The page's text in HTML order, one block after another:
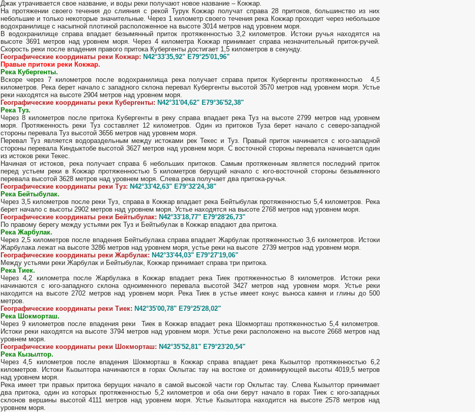
Джак утрачивается свое название, и воды реки получают новое название – Кокжар.
На протяжении своего течения до слияния с рекой Турук Кокжар получат справа 28 притоков, большинство из них
небольшие и только некоторые значительные. Через 1 километр своего течения река Кокжар проходит через небольшое
водохранилище с насыпной плотиной расположенное на высоте 3014 метров над уровнем моря.
В водохранилище справа впадает безымянный приток протяженностью 3,2 километров. Истоки ручья находятся на
высоте 3691 метров над уровнем моря. Через 4 километра Кокжар принимает справа незначительный приток-ручей.
Скорость реки после впадения правого притока Кубергенты достигает 1,5 километров в секунду.
Географические координаты реки Кокжар: N42°33'35,92" E79°25'01,96"
Правые притоки реки Кокжар.
Река Кубергенты.
Вскоре через 7 километров после водохранилища река получает справа приток Кубергенты протяженностью 4,5
километров. Река берет начало с западного склона перевал Кубергенты высотой 3570 метров над уровнем моря. Устье
реки находятся на высоте 2904 метров над уровнем моря.
Географические координаты реки Кубергенты: N42°31'04,62" E79°36'52,38"
Река Туз.
Через 8 километров после притока Кубергенты в реку справа впадает река Туз на высоте 2799 метров над уровнем
моря. Протяженность реки Туз составляет 12 километров. Один из притоков Туза берет начало с северо-западной
стороны перевала Туз высотой 3656 метров над уровнем моря.
Перевал Туз является водораздельным между истоками рек Текес и Туз. Правый приток начинается с юго-западной
стороны перевала Киндыктобе высотой 3627 метров над уровнем моря. С восточной стороны перевала начинается один
из истоков реки Текес.
Начиная от истоков, река получает справа 6 небольших притоков. Самым протяженным является последний приток
перед устьем реки в Кокжар протяженностью 5 километров берущий начало с юго-восточной стороны безымянного
перевала высотой 3628 метров над уровнем моря. Слева река получает два притока-ручья.
Географические координаты реки Туз: N42°33'42,63" E79°32'24,38"
Река Бейтыбулак.
Через 3,5 километров после реки Туз, справа в Кокжар впадает река Бейтыбулак протяженностью 5,4 километров. Река
берет начало с высоты 2902 метров над уровнем моря. Устье находятся на высоте 2768 метров над уровнем моря.
Географические координаты реки Бейтыбулак: N42°33'18,77" E79°28'26,73"
По правому берегу между устьями рек Туз и Бейтыбулак в Кокжар впадают два притока.
Река Жарбулак.
Через 2,5 километров после впадения Бейтыбулака справа впадает Жарбулак протяженностью 3,6 километров. Истоки
Жарбулака лежат на высоте 3286 метров над уровнем моря, устье реки на высоте 2739 метров над уровнем моря.
Географические координаты реки Жарбулак: N42°33'44,03" E79°27'19,06"
Между устьями реки Жарбулак и Бейтыбулак, Кокжар принимает справа три притока.
Река Тиек.
Через 4,2 километра после Жарбулака в Кокжар впадает река Тиек протяженностью 8 километров. Истоки реки
начинаются с юго-западного склона одноименного перевала высотой 3427 метров над уровнем моря. Устье реки
находится на высоте 2702 метров над уровнем моря. Река Тиек в устье имеет конус выноса камня и глины до 500
метров.
Географические координаты реки Тиек: N42°35'00,78" E79°25'28,02"
Река Шокморташ.
Через 9 километров после впадения реки Тиек в Кокжар впадает река Шокморташ протяженностью 5,4 километров.
Истоки реки находятся на высоте 3794 метров над уровнем моря. Устье реки расположено на высоте 2668 метров над
уровнем моря.
Географические координаты реки Шокморташ: N42°35'52,81" E79°23'20,54"
Река Кызылтор.
Через 4,5 километров после впадения Шокморташ в Кокжар справа впадает река Кызылтор протяженностью 6,2
километров. Истоки Кызылтора начинаются в горах Оклытас тау на востоке от доминирующей высоты 4019,5 метров
над уровнем моря.
Река имеет три правых притока берущих начало в самой высокой части гор Оклытас тау. Слева Кызылтор принимает
два притока, один из которых протяженностью 5,2 километров и оба они берут начало в горах Тиек с юго-западных
склонов вершины высотой 4111 метров над уровнем моря. Устье Кызылтора находится на высоте 2578 метров над
уровнем моря.